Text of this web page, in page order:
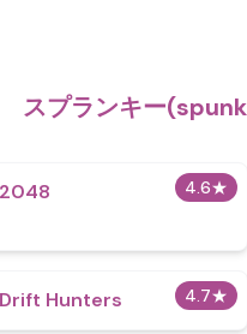
スプランキー
4.6★
2048
4.7★
Drift Hunters